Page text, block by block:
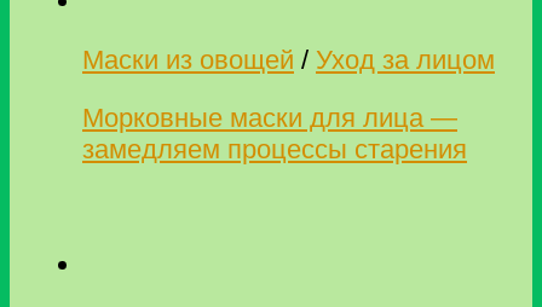
Маски из овощей / Уход за лицом
Морковные маски для лица —
замедляем процессы старения